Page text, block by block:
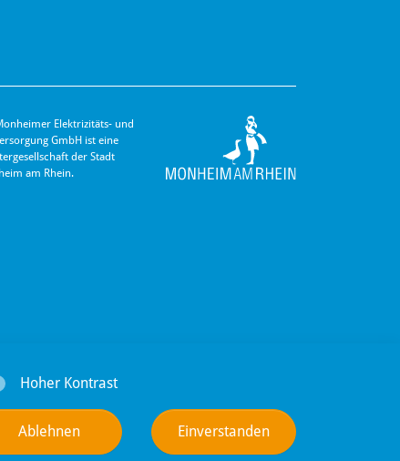
Elektrizitäts- und
GmbH ist eine
der Stadt
am Rhein.
Hoher Kontrast
Ablehnen Einverstanden